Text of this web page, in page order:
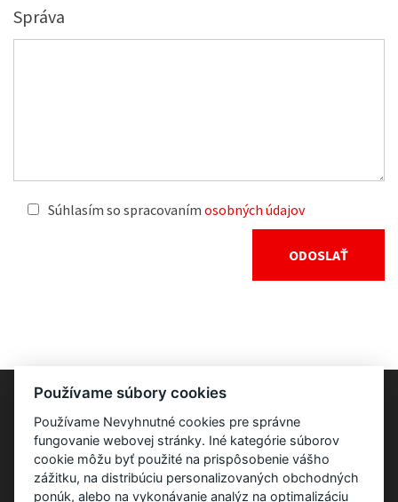
Správa
Súhlasím so spracovaním osobných údajov
Používame súbory cookies
Používame Nevyhnutné cookies pre správne
fungovanie webovej stránky. Iné kategórie súborov
cookie môžu byť použité na prispôsobenie vášho
zážitku, na distribúciu personalizovaných obchodných
ponúk, alebo na vykonávanie analýz na optimalizáciu